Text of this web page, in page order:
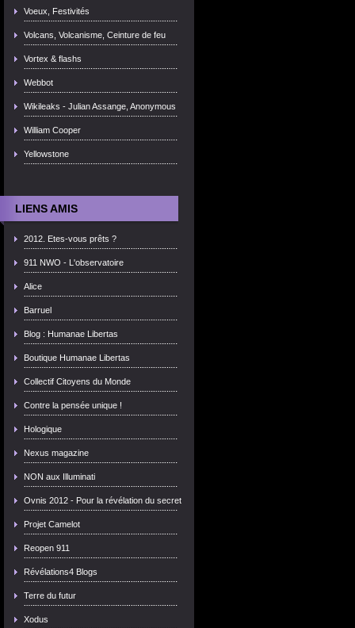
Voeux, Festivités
Volcans, Volcanisme, Ceinture de feu
Vortex & flashs
Webbot
Wikileaks - Julian Assange, Anonymous
William Cooper
Yellowstone
LIENS AMIS
2012. Etes-vous prêts ?
911 NWO - L'observatoire
Alice
Barruel
Blog : Humanae Libertas
Boutique Humanae Libertas
Collectif Citoyens du Monde
Contre la pensée unique !
Hologique
Nexus magazine
NON aux Illuminati
Ovnis 2012 - Pour la révélation du secret
Projet Camelot
Reopen 911
Révélations4 Blogs
Terre du futur
Xodus